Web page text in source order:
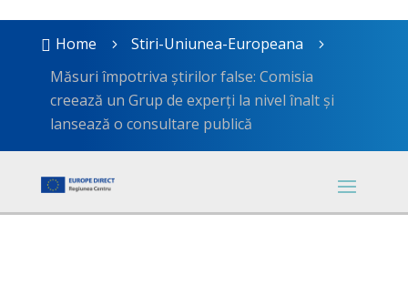
 Home 5 Stiri-Uniunea-Europeana 5
Măsuri împotriva știrilor false: Comisia
creează un Grup de experți la nivel înalt și
lansează o consultare publică